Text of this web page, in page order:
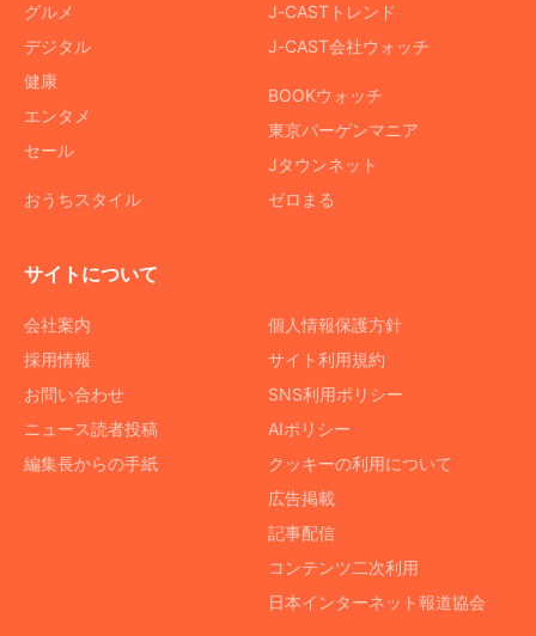
グルメ
デジタル
健康
エンタメ
セール
おうちスタイル
J-CASTトレンド
J-CAST会社ウォッチ
BOOKウォッチ
東京バーゲンマニア
Jタウンネット
ゼロまる
サイトについて
会社案内
採用情報
お問い合わせ
ニュース読者投稿
編集長からの手紙
個人情報保護方針
サイト利用規約
SNS利用ポリシー
AIポリシー
クッキーの利用について
広告掲載
記事配信
コンテンツ二次利用
日本インターネット報道協会